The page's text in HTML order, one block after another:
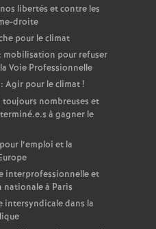
libertés et contre les
droite
pour le climat
mobilisation pour refuser
Voie Professionnelle
Agir pour le climat!
toujours nombreuses et
à gagner le
l’emploi et la
interprofessionnelle et
à Paris
intersyndicale dans la